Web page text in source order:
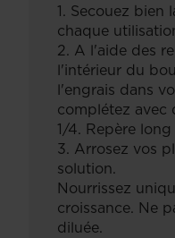
1. Secouez bien
chaque
2. A l'aide des
l'intérieur du
l'engrais dans
complétez avec
1/4. Repère long
3. Arrosez vos
solution.
Nourrissez
croissance. Ne
diluée.